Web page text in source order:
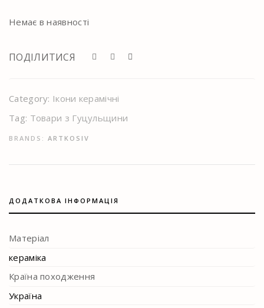
Немає в наявності
ПОДІЛИТИСЯ
Category: Ікони керамічні
Tag: Товари з Гуцульщини
BRANDS: ARTKOSIV
ДОДАТКОВА ІНФОРМАЦІЯ
Матеріал
кераміка
Країна походження
Україна